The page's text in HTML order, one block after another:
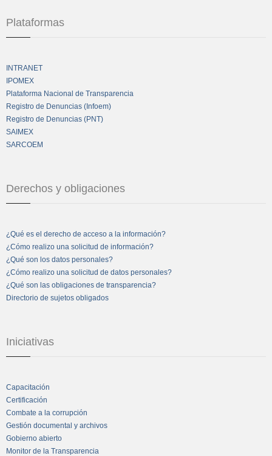
Plataformas
INTRANET
IPOMEX
Plataforma Nacional de Transparencia
Registro de Denuncias (Infoem)
Registro de Denuncias (PNT)
SAIMEX
SARCOEM
Derechos y obligaciones
¿Qué es el derecho de acceso a la información?
¿Cómo realizo una solicitud de información?
¿Qué son los datos personales?
¿Cómo realizo una solicitud de datos personales?
¿Qué son las obligaciones de transparencia?
Directorio de sujetos obligados
Iniciativas
Capacitación
Certificación
Combate a la corrupción
Gestión documental y archivos
Gobierno abierto
Monitor de la Transparencia